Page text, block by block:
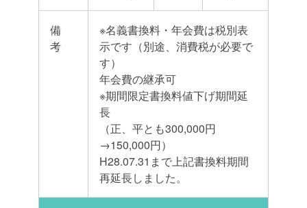
備
考
※名義書換料・年会費は税別表
示です（別途、消費税が必要で
す）
年会費の継承可
※期間限定書換料値下げ期間延
長
（正、平とも300,000円
→150,000円）
H28.07.31まで上記書換料期間
再延長しました。